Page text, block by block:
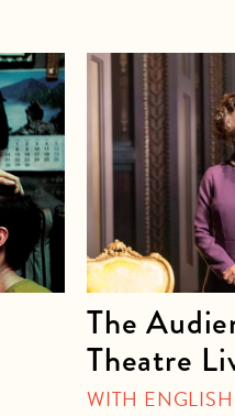
The
Theatre
WITH